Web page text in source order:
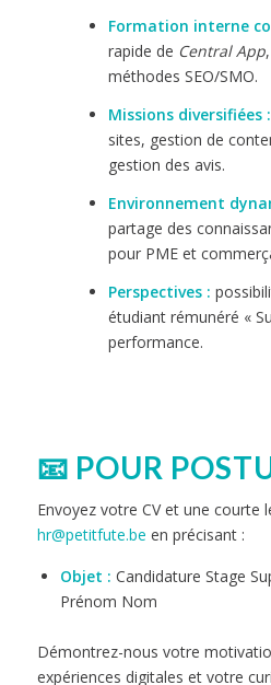
Formation interne
rapide de Central App
méthodes SEO/SMO.
Missions diversifiées :
sites, gestion de
gestion des avis.
Environnement
partage des
pour PME et
Perspectives :
étudiant rémunéré «
performance.
📧 POUR
Envoyez votre CV et une courte
hr@petitfute.be en précisant :
Objet : Candidature Stage
Prénom Nom
Démontrez-nous votre
expériences digitales et votre